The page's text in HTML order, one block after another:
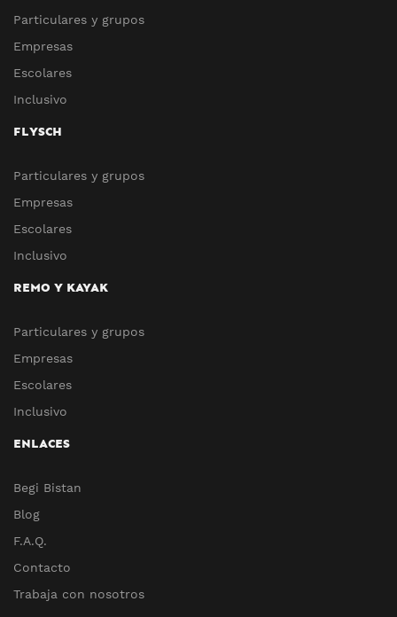
Particulares y grupos
Empresas
Escolares
Inclusivo
FLYSCH
Particulares y grupos
Empresas
Escolares
Inclusivo
REMO Y KAYAK
Particulares y grupos
Empresas
Escolares
Inclusivo
ENLACES
Begi Bistan
Blog
F.A.Q.
Contacto
Trabaja con nosotros